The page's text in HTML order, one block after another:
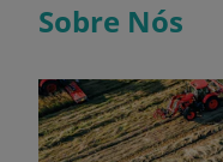
Sobre Nós